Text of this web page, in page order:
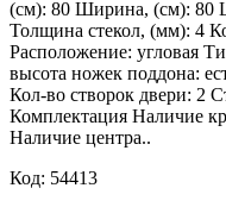
(см): 80 Ширина, (см): 80
Толщина стекол, (мм): 4
Расположение: угловая
высота ножек поддона:
Кол-во створок двери: 2
Комплектация Наличие
Наличие центра..
Код: 54413